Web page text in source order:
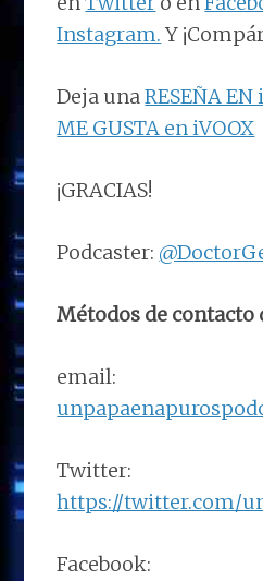
Instagram. Y
Deja unaRESEÑA EN
ME GUSTA en iVOOX
¡GRACIAS!
Podcaster:
Métodos de contacto
email:
Twitter:
https://twitter.com/
Facebook: